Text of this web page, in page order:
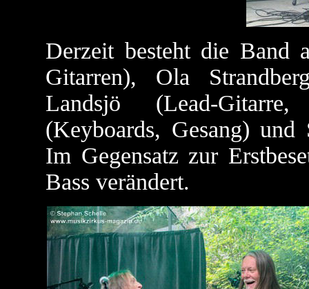
Derzeit besteht die Band
Gitarren), Ola
Landsjö (Lead-
(Keyboards, Gesang) und
Im Gegensatz zur
Bass verändert.